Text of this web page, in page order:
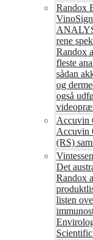
Randox
rene
Randox
fleste
sådan
og
også
Accuvin
Accuvin
(RS)
Det
Randox
listen